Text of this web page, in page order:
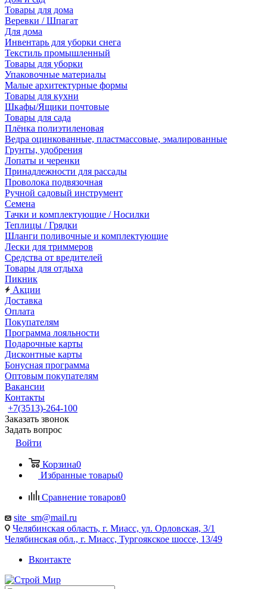
Товары для дома
Веревки / Шпагат
Для дома
Инвентарь для уборки снега
Текстиль промышленный
Товары для уборки
Упаковочные материалы
Малые архитектурные формы
Товары для кухни
Шкафы/Ящики почтовые
Товары для сада
Плёнка полиэтиленовая
Ведра оцинкованные, пластмассовые, эмалированные
Грунты, удобрения
Лопаты и черенки
Принадлежности для рассады
Проволока подвязочная
Ручной садовый инструмент
Семена
Тачки и комплектующие / Носилки
Теплицы / Грядки
Шланги поливочные и комплектующие
Лески для триммеров
Средства от вредителей
Товары для отдыха
Пикник
Акции
Доставка
Оплата
Покупателям
Программа лояльности
Подарочные карты
Дисконтные карты
Бонусная программа
Оптовым покупателям
Вакансии
Контакты
+7(3513)-264-100
Заказать звонок
Задать вопрос
Войти
Корзина0
Избранные товары0
Сравнение товаров0
site_sm@mail.ru
Челябинская область, г. Миасс, ул. Орловская, 3/1
Челябинская обл., г. Миасс, Тургоякское шоссе, 13/49
Вконтакте